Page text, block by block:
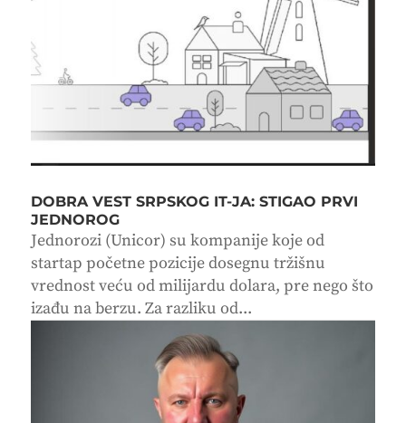
DOBRA VEST SRPSKOG IT-JA: STIGAO PRVI
JEDNOROG
Jednorozi (Unicor) su kompanije koje od
startap početne pozicije dosegnu tržišnu
vrednost veću od milijardu dolara, pre nego što
izađu na berzu. Za razliku od...